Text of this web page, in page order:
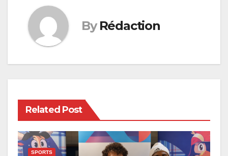
By Rédaction
Related Post
SPORTS